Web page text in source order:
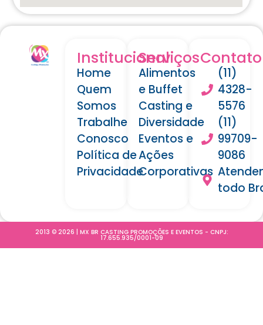
Institucional
Home
Quem
Somos
Trabalhe
Conosco
Política de
Privacidade
Serviços
Alimentos
e Buffet
Casting e
Diversidade
Eventos e
Ações
Corporativas
Contato
(11)
4328-
5576
(11)
99709-
9086
todo
2013 © 2026 | MX BR CASTING PROMOÇÕES E EVENTOS - CNPJ:
17.655.935/0001-09